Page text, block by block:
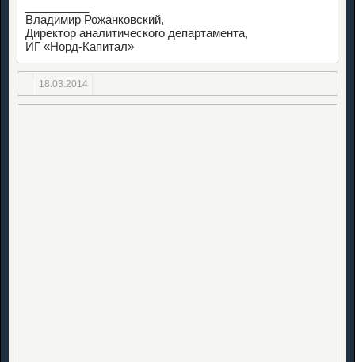
Владимир Рожанковский,
Директор аналитического департамента,
ИГ «Норд-Капитал»
18.03.2014